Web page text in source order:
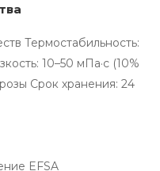
Термостабильность:
10–50 мПа·с (10%
Срок хранения: 24
EFSA